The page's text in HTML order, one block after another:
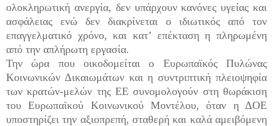
ολοκληρωτική ανεργία, δεν υπάρχουν κανόνες υγείας και
ασφάλειας ενώ δεν διακρίνεται ο ιδιωτικός από τον
επαγγελματικό χρόνο, και κατ’ επέκταση η πληρωμένη
από την απλήρωτη εργασία.
Την ώρα που οικοδομείται ο Ευρωπαϊκός Πυλώνας
Κοινωνικών Δικαιωμάτων και η συντριπτική πλειοψηφία
των κρατών-μελών της ΕΕ συνομολογούν στη θωράκιση
του Ευρωπαϊκού Κοινωνικού Μοντέλου, όταν η ΔΟΕ
υποστηρίζει την αξιοπρεπή, σταθερή και καλά αμειβόμενη